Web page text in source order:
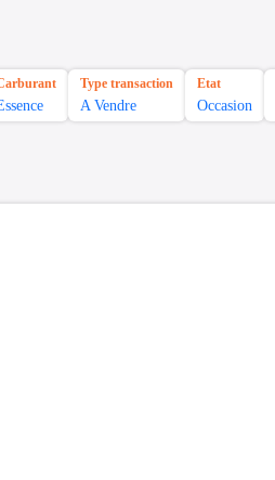
Type transaction
A Vendre
Etat
Occasion